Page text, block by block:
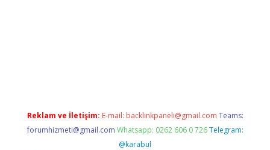
Reklam ve İletişim: E-mail: backlinkpaneli@gmail.com Teams:
forumhizmeti@gmail.com Whatsapp: 0262 606 0 726 Telegram:
@karabul